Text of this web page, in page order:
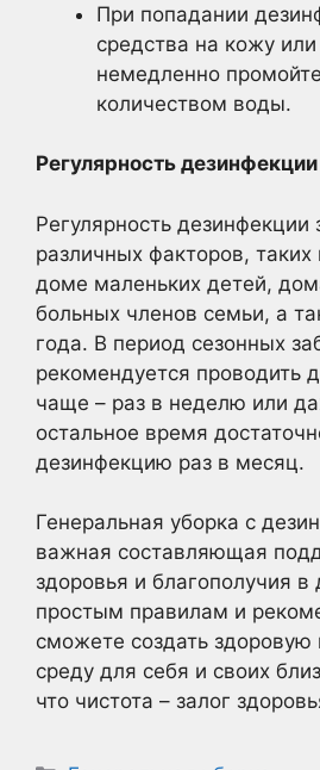
При попадании
средства на кожу или
немедленно
количеством воды.
Регулярность дезинфекции
Регулярность дезинфекции
различных факторов, таких
доме маленьких детей,
больных членов семьи, а
года. В период сезонных
рекомендуется проводить
чаще – раз в неделю или
остальное время
дезинфекцию раз в месяц.
Генеральная уборка с
важная составляющая
здоровья и благополучия
простым правилам и
сможете создать здоровую
среду для себя и своих
что чистота – залог